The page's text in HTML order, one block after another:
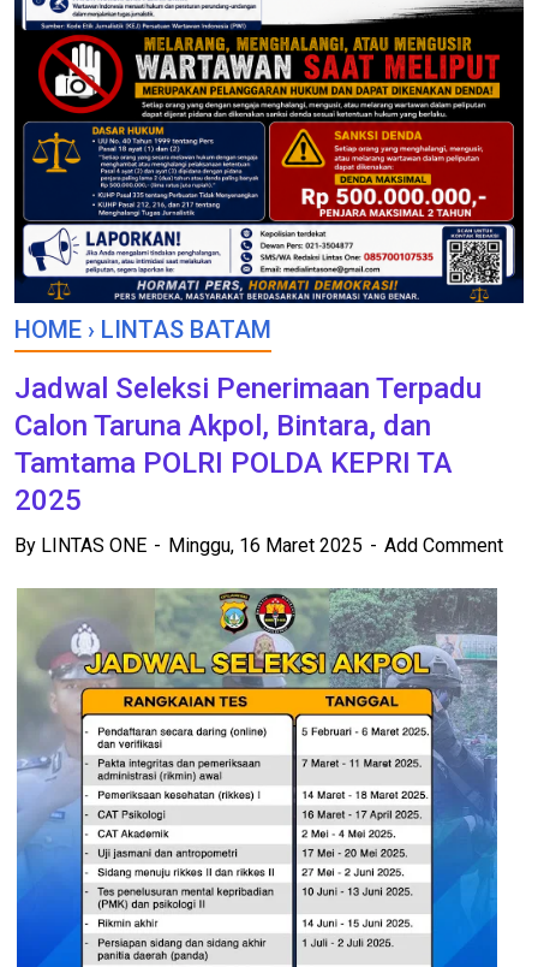
HOME › LINTAS BATAM
Jadwal Seleksi Penerimaan Terpadu
Calon Taruna Akpol, Bintara, dan
Tamtama POLRI POLDA KEPRI TA
2025
By LINTAS ONE Minggu, 16 Maret 2025 Add Comment